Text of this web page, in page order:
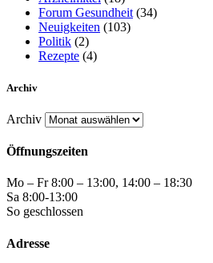
Forum Gesundheit(34)
Neuigkeiten (103)
Politik (2)
Rezepte (4)
Archiv
Archiv
Öffnungszeiten
Mo – Fr 8:00 – 13:00, 14:00 – 18:30
Sa 8:00-13:00
So geschlossen
Adresse